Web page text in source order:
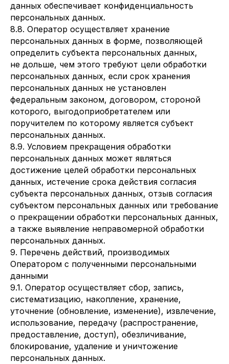
данных обеспечивает конфиденциальность
персональных данных.
8.8. Оператор осуществляет хранение
персональных данных в форме, позволяющей
определить субъекта персональных данных,
не дольше, чем этого требуют цели обработки
персональных данных, если срок хранения
персональных данных не установлен
федеральным законом, договором, стороной
которого, выгодоприобретателем или
поручителем по которому является субъект
персональных данных.
8.9. Условием прекращения обработки
персональных данных может являться
достижение целей обработки персональных
данных, истечение срока действия согласия
субъекта персональных данных, отзыв согласия
субъектом персональных данных или требование
о прекращении обработки персональных данных,
а также выявление неправомерной обработки
персональных данных.
9. Перечень действий, производимых
Оператором с полученными персональными
данными
9.1. Оператор осуществляет сбор, запись,
систематизацию, накопление, хранение,
уточнение (обновление, изменение), извлечение,
использование, передачу (распространение,
предоставление, доступ), обезличивание,
блокирование, удаление и уничтожение
персональных данных.